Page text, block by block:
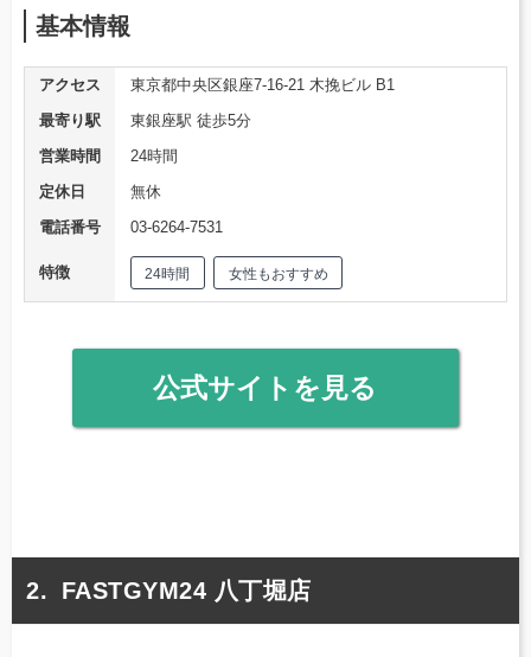
基本情報
アクセス
東京都中央区銀座7-16-21 木挽ビル B1
最寄り駅
東銀座駅 徒歩5分
営業時間
24時間
定休日
無休
電話番号
03-6264-7531
特徴 24時間 女性もおすすめ
公式サイトを見る
FASTGYM24 八丁堀店